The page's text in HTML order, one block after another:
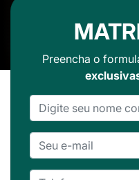
Preencha o